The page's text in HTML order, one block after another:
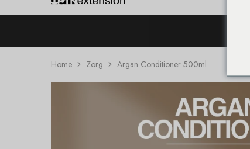
Extensions
Home Zorg Argan Conditioner 500ml